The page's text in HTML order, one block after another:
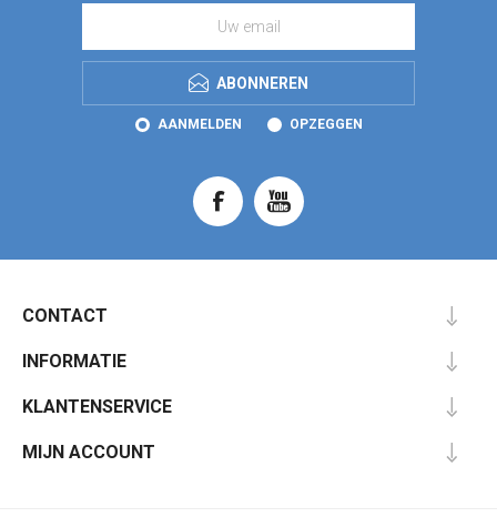
ABONNEREN
AANMELDEN OPZEGGEN
CONTACT
INFORMATIE
KLANTENSERVICE
MIJN ACCOUNT